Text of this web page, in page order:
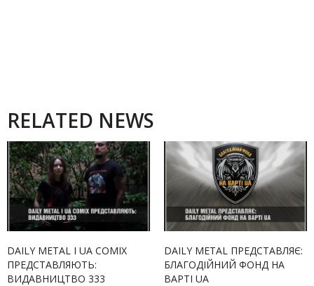
RELATED NEWS
DAILY METAL І UA COMIX
ПРЕДСТАВЛЯЮТЬ:
ВИДАВНИЦТВО 333
DAILY METAL ПРЕДСТАВЛЯЄ:
БЛАГОДІЙНИЙ ФОНД НА
ВАРТІ UA